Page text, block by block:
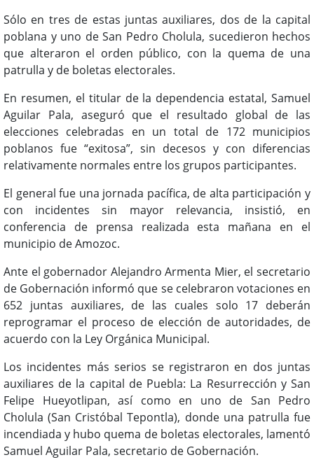
Sólo en tres de estas juntas auxiliares, dos de la capital
poblana y uno de San Pedro Cholula, sucedieron hechos
que alteraron el orden público, con la quema de una
patrulla y de boletas electorales.
En resumen, el titular de la dependencia estatal, Samuel
Aguilar Pala, aseguró que el resultado global de las
elecciones celebradas en un total de 172 municipios
poblanos fue “exitosa”, sin decesos y con diferencias
relativamente normales entre los grupos participantes.
El general fue una jornada pacífica, de alta participación y
con incidentes sin mayor relevancia, insistió, en
conferencia de prensa realizada esta mañana en el
municipio de Amozoc.
Ante el gobernador Alejandro Armenta Mier, el secretario
de Gobernación informó que se celebraron votaciones en
652 juntas auxiliares, de las cuales solo 17 deberán
reprogramar el proceso de elección de autoridades, de
acuerdo con la Ley Orgánica Municipal.
Los incidentes más serios se registraron en dos juntas
auxiliares de la capital de Puebla: La Resurrección y San
Felipe Hueyotlipan, así como en uno de San Pedro
Cholula (San Cristóbal Tepontla), donde una patrulla fue
incendiada y hubo quema de boletas electorales, lamentó
Samuel Aguilar Pala, secretario de Gobernación.